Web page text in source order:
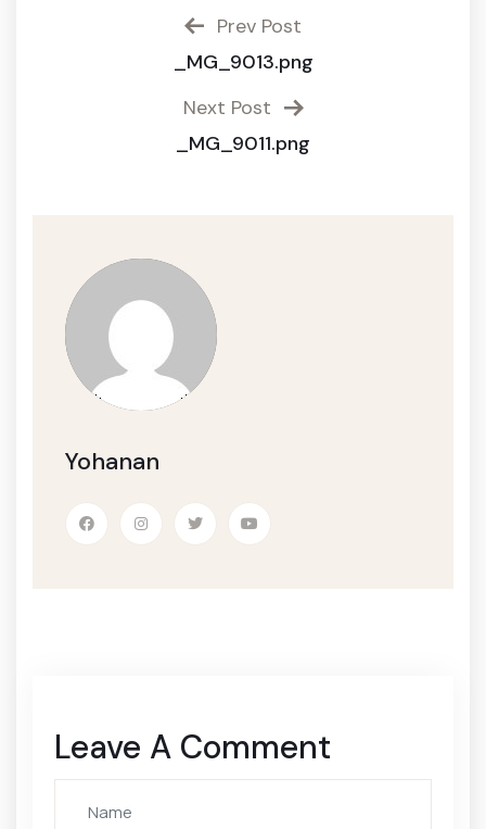
Prev Post
_MG_9013.png
Next Post
_MG_9011.png
Yohanan
Leave A Comment